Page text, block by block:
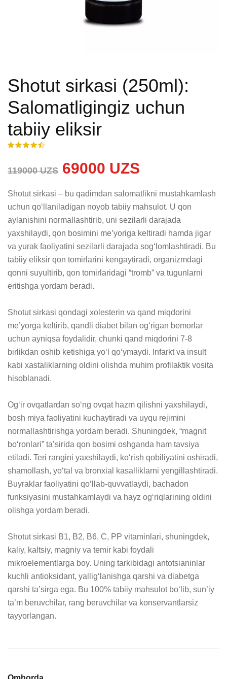
Shotut sirkasi (250ml):
Salomatligingiz uchun
tabiiy eliksir
119000 UZS 69000 UZS
Shotut sirkasi – bu qadimdan salomatlikni mustahkamlash
uchun qo‘llaniladigan noyob tabiiy mahsulot. U qon
aylanishini normallashtirib, uni sezilarli darajada
yaxshilaydi, qon bosimini me’yoriga keltiradi hamda jigar
va yurak faoliyatini sezilarli darajada sog‘lomlashtiradi. Bu
tabiiy eliksir qon tomirlarini kengaytiradi, organizmdagi
qonni suyultirib, qon tomirlaridagi “tromb” va tugunlarni
eritishga yordam beradi.
Shotut sirkasi qondagi xolesterin va qand miqdorini
me’yorga keltirib, qandli diabet bilan og‘rigan bemorlar
uchun ayniqsa foydalidir, chunki qand miqdorini 7-8
birlikdan oshib ketishiga yo‘l qo‘ymaydi. Infarkt va insult
kabi xastaliklarning oldini olishda muhim profilaktik vosita
hisoblanadi.
Og‘ir ovqatlardan so‘ng ovqat hazm qilishni yaxshilaydi,
bosh miya faoliyatini kuchaytiradi va uyqu rejimini
normallashtirishga yordam beradi. Shuningdek, “magnit
bo‘ronlari” ta’sirida qon bosimi oshganda ham tavsiya
etiladi. Teri rangini yaxshilaydi, ko‘rish qobiliyatini oshiradi,
shamollash, yo‘tal va bronxial kasalliklarni yengillashtiradi.
Buyraklar faoliyatini qo‘llab-quvvatlaydi, bachadon
funksiyasini mustahkamlaydi va hayz og‘riqlarining oldini
olishga yordam beradi.
Shotut sirkasi B1, B2, B6, C, PP vitaminlari, shuningdek,
kaliy, kaltsiy, magniy va temir kabi foydali
mikroelementlarga boy. Uning tarkibidagi antotsianinlar
kuchli antioksidant, yallig‘lanishga qarshi va diabetga
qarshi ta’sirga ega. Bu 100% tabiiy mahsulot bo‘lib, sun’iy
ta’m beruvchilar, rang beruvchilar va konservantlarsiz
tayyorlangan.